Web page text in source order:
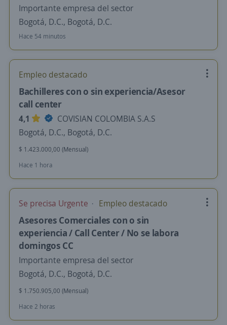
Importante empresa del sector
Bogotá, D.C., Bogotá, D.C.
Hace 54 minutos
Empleo destacado
Bachilleres con o sin experiencia/Asesor
call center
4,1
COVISIAN COLOMBIA S.A.S
Bogotá, D.C., Bogotá, D.C.
$ 1.423.000,00 (Mensual)
Hace 1 hora
Se precisa Urgente Empleo destacado
Asesores Comerciales con o sin
experiencia / Call Center / No se labora
domingos CC
Importante empresa del sector
Bogotá, D.C., Bogotá, D.C.
$ 1.750.905,00 (Mensual)
Hace 2 horas